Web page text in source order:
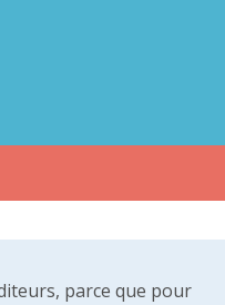
parce que pour